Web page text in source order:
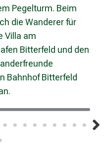
Pegelturm. Beim
die Wanderer für
Villa am
Bitterfeld und den
Bahnhof Bitterfeld